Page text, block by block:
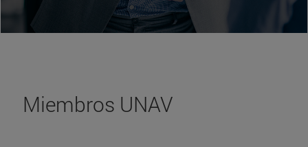
Miembros UNAV